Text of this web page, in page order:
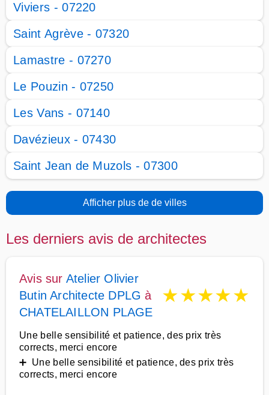
Viviers - 07220
Saint Agrève - 07320
Lamastre - 07270
Le Pouzin - 07250
Les Vans - 07140
Davézieux - 07430
Saint Jean de Muzols - 07300
Afficher plus de de villes
Les derniers avis de architectes
Avis sur Atelier Olivier
Butin Architecte DPLG à
CHATELAILLON PLAGE
★★★★★
Une belle sensibilité et patience, des prix très
corrects, merci encore
➕ Une belle sensibilité et patience, des prix très
corrects, merci encore